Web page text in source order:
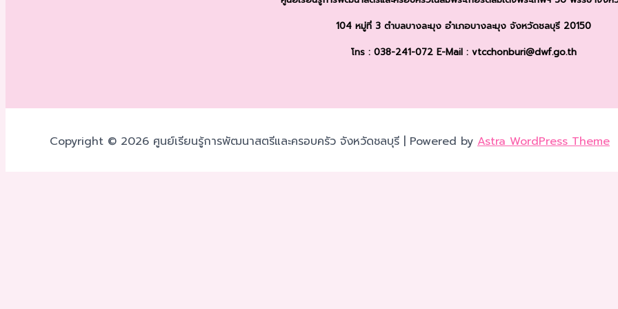
104 หมู่ที่ 3 ตำบลบางละมุง อำเภอบางละมุง จังหวัดชลบุรี 20150
โทร : 038-241-072 E-Mail : vtcchonburi@dwf.go.th
Copyright © 2026 ศูนย์เรียนรู้การพัฒนาสตรีและครอบครัว จังหวัดชลบุรี | Powered by Astra WordPress Theme